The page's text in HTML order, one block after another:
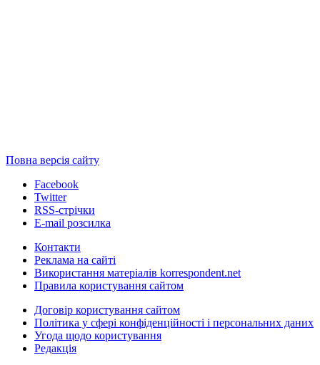
Повна версія сайту
Facebook
Twitter
RSS-стрічки
E-mail розсилка
Контакти
Реклама на сайті
Використання матеріалів korrespondent.net
Правила користування сайтом
Договір користування сайтом
Політика у сфері конфіденційності і персональних даних
Угода щодо користування
Редакція